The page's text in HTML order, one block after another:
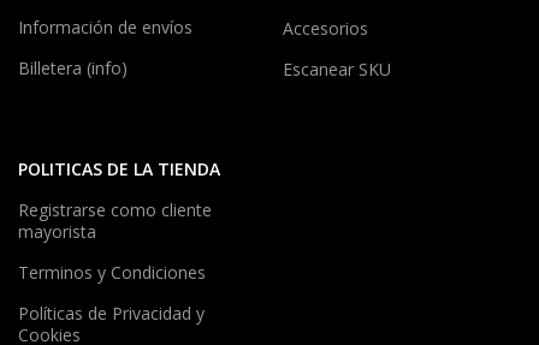
Información de envíos
Billetera (info)
Accesorios
Escanear SKU
POLITICAS DE LA TIENDA
Registrarse como cliente
mayorista
Terminos y Condiciones
Políticas de Privacidad y
Cookies